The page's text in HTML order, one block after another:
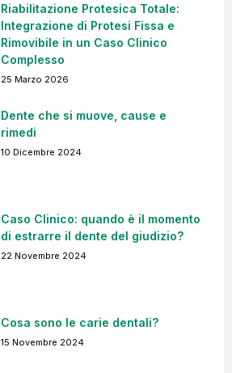
Riabilitazione Protesica Totale:
Integrazione di Protesi Fissa e
Rimovibile in un Caso Clinico
Complesso
25 Marzo 2026
Dente che si muove, cause e
rimedi
10 Dicembre 2024
Caso Clinico: quando è il momento
di estrarre il dente del giudizio?
22 Novembre 2024
Cosa sono le carie dentali?
15 Novembre 2024